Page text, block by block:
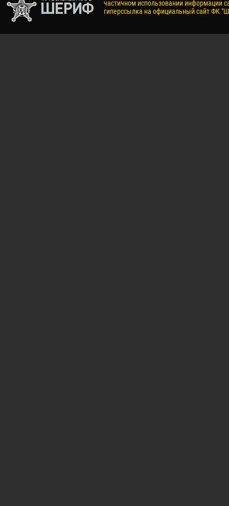
частичном использовании информации
гиперссылка на официальный сайт ФК